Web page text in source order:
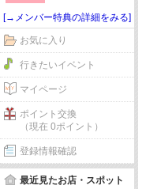
[→メンバー特典の詳細をみる]
お気に入り
行きたいイベント
マイページ
ポイント交換
（現在 0ポイント）
登録情報確認
最近見たお店・スポット